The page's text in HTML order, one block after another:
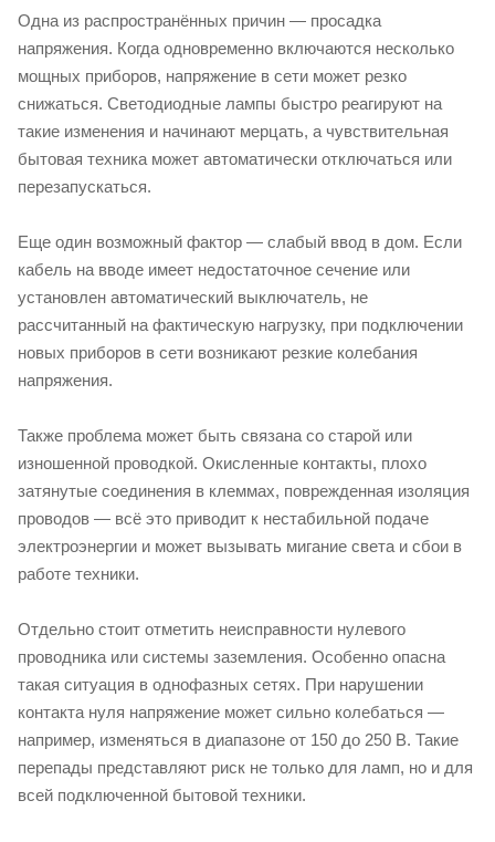
Одна из распространённых причин — просадка
напряжения. Когда одновременно включаются несколько
мощных приборов, напряжение в сети может резко
снижаться. Светодиодные лампы быстро реагируют на
такие изменения и начинают мерцать, а чувствительная
бытовая техника может автоматически отключаться или
перезапускаться.
Еще один возможный фактор — слабый ввод в дом. Если
кабель на вводе имеет недостаточное сечение или
установлен автоматический выключатель, не
рассчитанный на фактическую нагрузку, при подключении
новых приборов в сети возникают резкие колебания
напряжения.
Также проблема может быть связана со старой или
изношенной проводкой. Окисленные контакты, плохо
затянутые соединения в клеммах, поврежденная изоляция
проводов — всё это приводит к нестабильной подаче
электроэнергии и может вызывать мигание света и сбои в
работе техники.
Отдельно стоит отметить неисправности нулевого
проводника или системы заземления. Особенно опасна
такая ситуация в однофазных сетях. При нарушении
контакта нуля напряжение может сильно колебаться —
например, изменяться в диапазоне от 150 до 250 В. Такие
перепады представляют риск не только для ламп, но и для
всей подключенной бытовой техники.